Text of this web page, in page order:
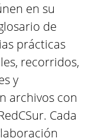
en su
de
prácticas
recorridos,
y
archivos con
Cada